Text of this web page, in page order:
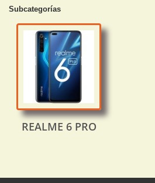
Subcategorías
REALME 6 PRO